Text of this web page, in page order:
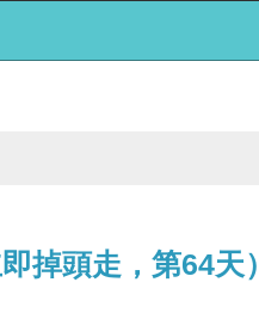
掉頭走，第64天）